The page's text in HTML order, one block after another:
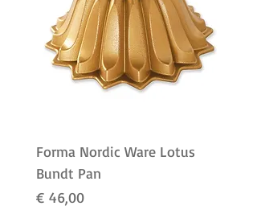
Forma Nordic Ware Lotus
Bundt Pan
Preço
€ 46,00